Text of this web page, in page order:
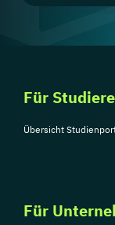
Für
Übersicht
Für